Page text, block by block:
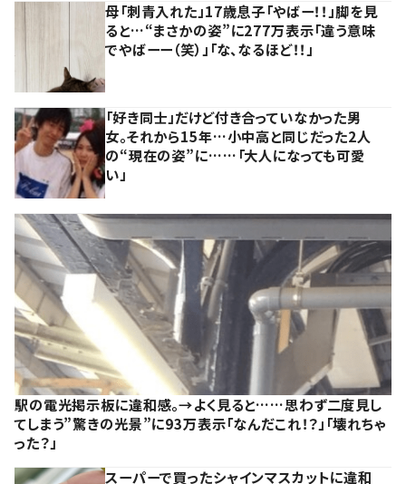
母「刺青入れた」17歳息子「やばー！！」脚を見
ると…“まさかの姿”に277万表示「違う意味
でやばーー（笑）」「な、なるほど！！」
「好き同士」だけど付き合っていなかった男
女。それから15年…小中高と同じだった2人
の“現在の姿”に……「大人になっても可愛
い」
駅の電光掲示板に違和感。→よく見ると……思わず二度見し
てしまう”驚きの光景”に93万表示「なんだこれ！？」「壊れちゃ
った？」
スーパーで買ったシャインマスカットに違和